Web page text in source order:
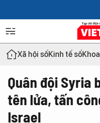
Xã hội sốKinh tế số
Quân đội Syria
tên lửa, tấn
Israel